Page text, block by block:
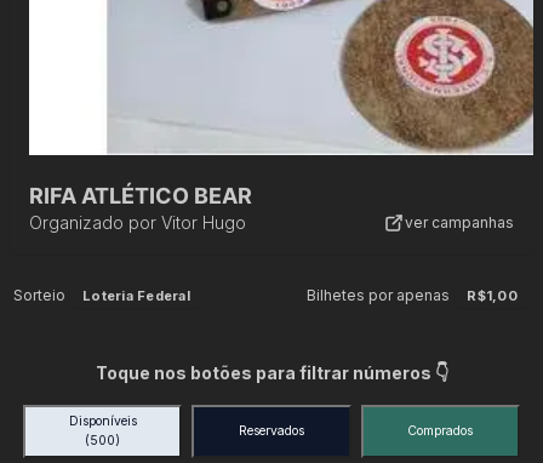
RIFA ATLÉTICO BEAR
Organizado por Vitor Hugo ver campanhas
Sorteio Loteria Federal Bilhetes por apenas R$1,00
Toque nos botões para filtrar números 👇
Disponíveis
(500)
Reservados Comprados